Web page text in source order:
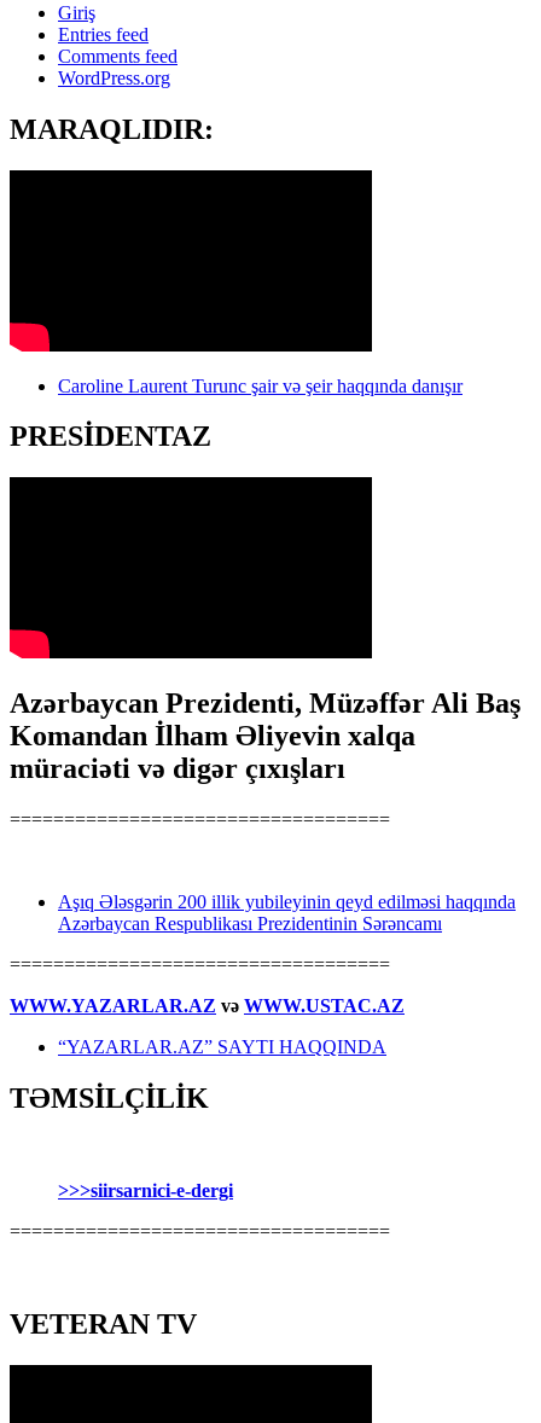
Giriş
Entries feed
Comments feed
WordPress.org
MARAQLIDIR:
Caroline Laurent Turunc şair və şeir haqqında danışır
PRESİDENTAZ
Azərbaycan Prezidenti, Müzəffər Ali Baş
Komandan İlham Əliyevin xalqa
müraciəti və digər çıxışları
===================================
Aşıq Ələsgərin 200 illik yubileyinin qeyd edilməsi haqqında
Azərbaycan Respublikası Prezidentinin Sərəncamı
===================================
WWW.YAZARLAR.AZ və WWW.USTAC.AZ
“YAZARLAR.AZ” SAYTI HAQQINDA
TƏMSİLÇİLİK
>>>siirsarnici-e-dergi
===================================
VETERAN TV